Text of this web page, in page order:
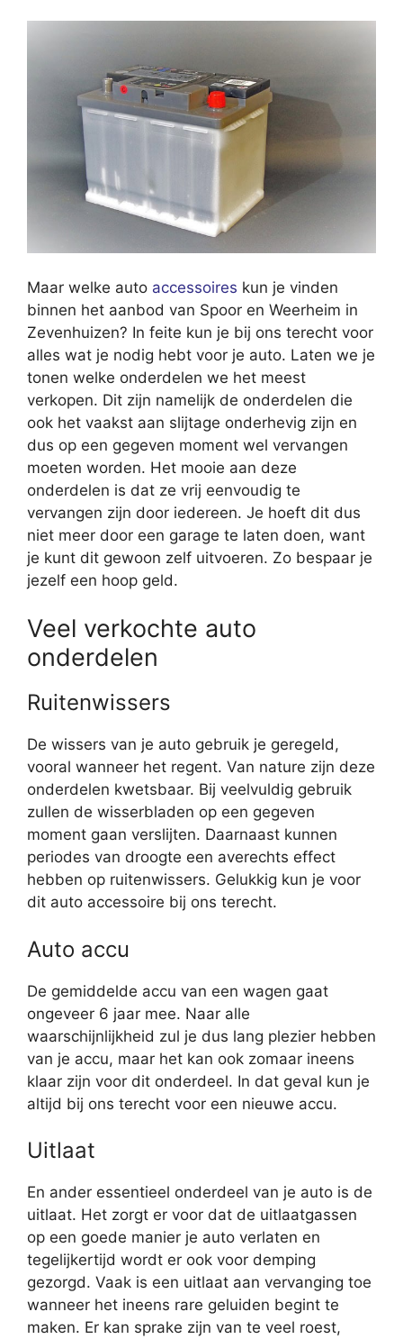
Maar welke auto accessoires kun je vinden
binnen het aanbod van Spoor en Weerheim in
Zevenhuizen? In feite kun je bij ons terecht voor
alles wat je nodig hebt voor je auto. Laten we je
tonen welke onderdelen we het meest
verkopen. Dit zijn namelijk de onderdelen die
ook het vaakst aan slijtage onderhevig zijn en
dus op een gegeven moment wel vervangen
moeten worden. Het mooie aan deze
onderdelen is dat ze vrij eenvoudig te
vervangen zijn door iedereen. Je hoeft dit dus
niet meer door een garage te laten doen, want
je kunt dit gewoon zelf uitvoeren. Zo bespaar je
jezelf een hoop geld.
Veel verkochte auto
onderdelen
Ruitenwissers
De wissers van je auto gebruik je geregeld,
vooral wanneer het regent. Van nature zijn deze
onderdelen kwetsbaar. Bij veelvuldig gebruik
zullen de wisserbladen op een gegeven
moment gaan verslijten. Daarnaast kunnen
periodes van droogte een averechts effect
hebben op ruitenwissers. Gelukkig kun je voor
dit auto accessoire bij ons terecht.
Auto accu
De gemiddelde accu van een wagen gaat
ongeveer 6 jaar mee. Naar alle
waarschijnlijkheid zul je dus lang plezier hebben
van je accu, maar het kan ook zomaar ineens
klaar zijn voor dit onderdeel. In dat geval kun je
altijd bij ons terecht voor een nieuwe accu.
Uitlaat
En ander essentieel onderdeel van je auto is de
uitlaat. Het zorgt er voor dat de uitlaatgassen
op een goede manier je auto verlaten en
tegelijkertijd wordt er ook voor demping
gezorgd. Vaak is een uitlaat aan vervanging toe
wanneer het ineens rare geluiden begint te
maken. Er kan sprake zijn van te veel roest,